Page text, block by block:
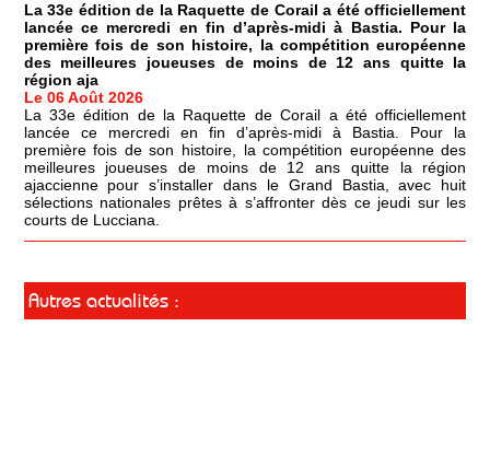
La 33e édition de la Raquette de Corail a été officiellement
lancée ce mercredi en fin d’après-midi à Bastia. Pour la
première fois de son histoire, la compétition européenne
des meilleures joueuses de moins de 12 ans quitte la
région aja
Le 06 Août 2026
La 33e édition de la Raquette de Corail a été officiellement
lancée ce mercredi en fin d’après-midi à Bastia. Pour la
première fois de son histoire, la compétition européenne des
meilleures joueuses de moins de 12 ans quitte la région
ajaccienne pour s’installer dans le Grand Bastia, avec huit
sélections nationales prêtes à s’affronter dès ce jeudi sur les
courts de Lucciana.
Autres actualités :